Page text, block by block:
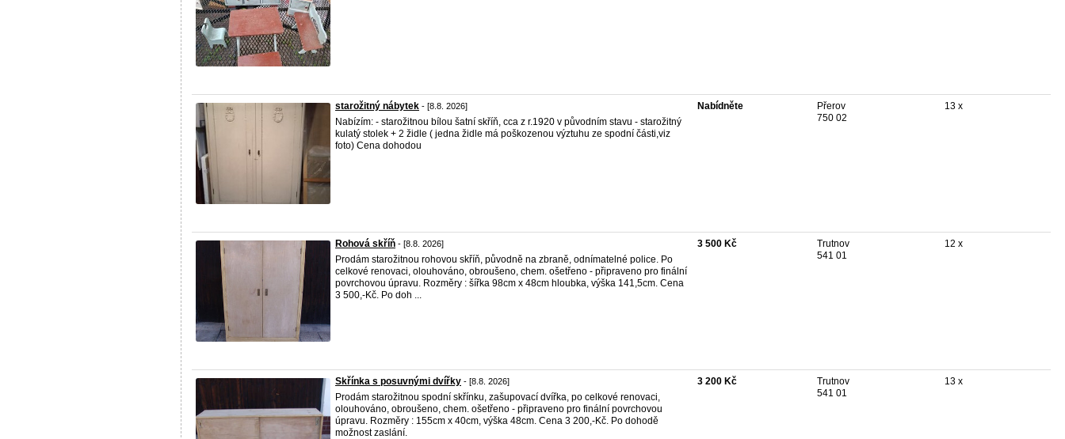
starožitný nábytek - [8.8. 2026]
Nabízím: - starožitnou bílou šatní skříň, cca z r.1920 v původním stavu - starožitný
kulatý stolek + 2 židle ( jedna židle má poškozenou výztuhu ze spodní části,viz
foto) Cena dohodou
Nabídněte
Přerov
750 02
13 x
Rohová skříň - [8.8. 2026]
Prodám starožitnou rohovou skříň, původně na zbraně, odnímatelné police. Po
celkové renovaci, olouhováno, obroušeno, chem. ošetřeno - připraveno pro finální
povrchovou úpravu. Rozměry : šířka 98cm x 48cm hloubka, výška 141,5cm. Cena
3 500,-Kč. Po doh ...
3 500 Kč
Trutnov
541 01
12 x
Skřínka s posuvnými dvířky - [8.8. 2026]
Prodám starožitnou spodní skřínku, zašupovací dvířka, po celkové renovaci,
olouhováno, obroušeno, chem. ošetřeno - připraveno pro finální povrchovou
úpravu. Rozměry : 155cm x 40cm, výška 48cm. Cena 3 200,-Kč. Po dohodě
možnost zaslání.
3 200 Kč
Trutnov
541 01
13 x